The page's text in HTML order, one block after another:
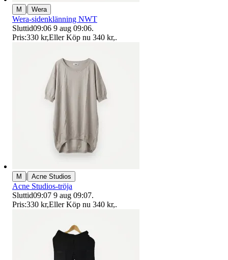
M | Wera
Wera-sidenklänning NWT
Sluttid09:06 9 aug 09:06.
Pris:330 kr,Eller Köp nu 340 kr,.
M | Acne Studios
Acne Studios-tröja
Sluttid09:07 9 aug 09:07.
Pris:330 kr,Eller Köp nu 340 kr,.